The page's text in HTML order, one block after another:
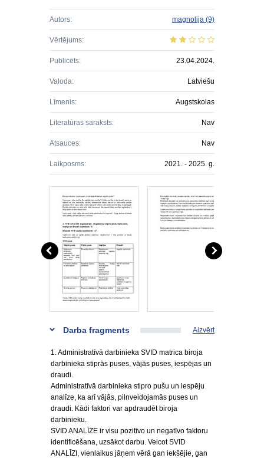
Autors: magnolija (9)
Vērtējums:
Publicēts: 23.04.2024.
Valoda: Latviešu
Līmenis: Augstskolas
Literatūras saraksts: Nav
Atsauces: Nav
Laikposms: 2021. - 2025. g.
Darba fragments Aizvērt
1. Administratīvā darbinieka SVID matrica biroja
darbinieka stiprās puses, vājās puses, iespējas un
draudi.
Administratīvā darbinieka stipro pušu un iespēju
analīze, ka arī vājās, pilnveidojamās puses un
draudi. Kādi faktori var apdraudēt biroja
darbinieku.
SVID ANALĪZE ir visu pozitīvo un negatīvo faktoru
identificēšana, uzsākot darbu. Veicot SVID
ANALĪZI, vienlaikus jāņem vērā gan iekšējie, gan